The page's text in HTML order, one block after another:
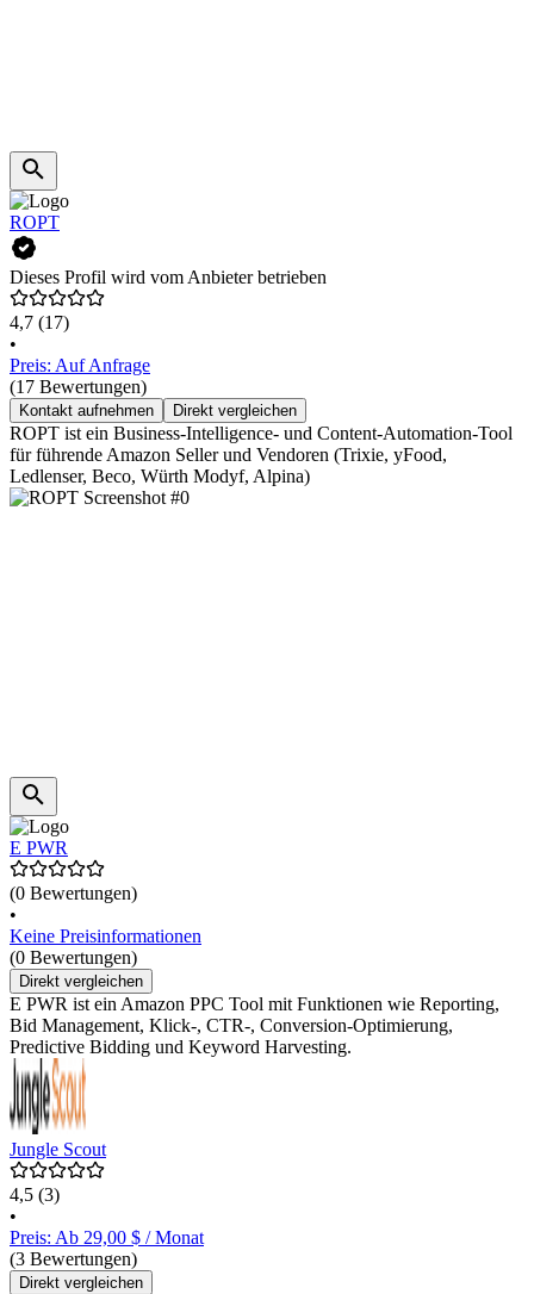
ROPT
Dieses Profil wird vom Anbieter betrieben
4,7 (17)
•
Preis: Auf Anfrage
(17 Bewertungen)
Kontakt aufnehmen Direkt vergleichen
ROPT ist ein Business-Intelligence- und Content-Automation-Tool
für führende Amazon Seller und Vendoren (Trixie, yFood,
Ledlenser, Beco, Würth Modyf, Alpina)
E PWR
(0 Bewertungen)
•
Keine Preisinformationen
(0 Bewertungen)
Direkt vergleichen
E PWR ist ein Amazon PPC Tool mit Funktionen wie Reporting,
Bid Management, Klick-, CTR-, Conversion-Optimierung,
Predictive Bidding und Keyword Harvesting.
Jungle Scout
4,5 (3)
•
Preis: Ab 29,00 $ / Monat
(3 Bewertungen)
Direkt vergleichen